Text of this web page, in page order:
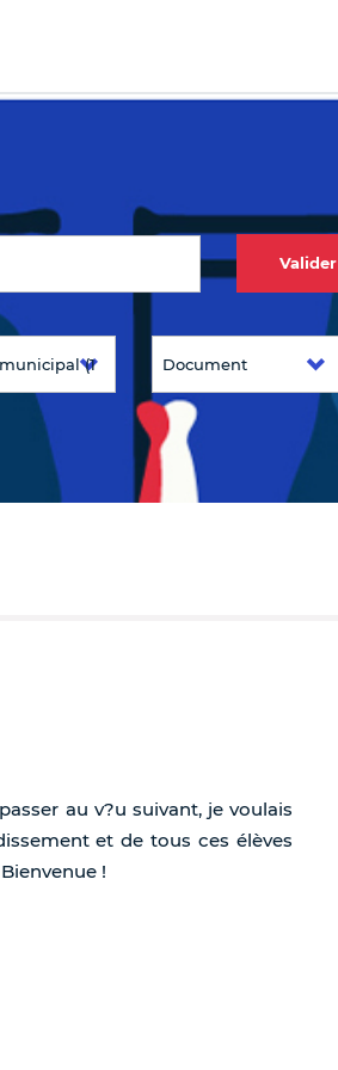
Valider
au v?u suivant, je voulais
et de tous ces élèves
!